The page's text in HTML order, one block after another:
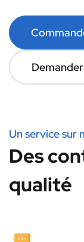
Un service sur
Des
qualité